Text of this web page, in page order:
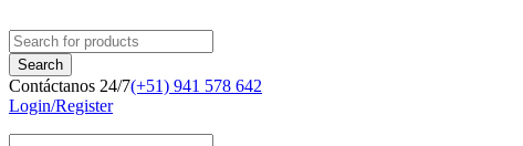
Contáctanos 24/7(+51) 941 578 642
Login/Register